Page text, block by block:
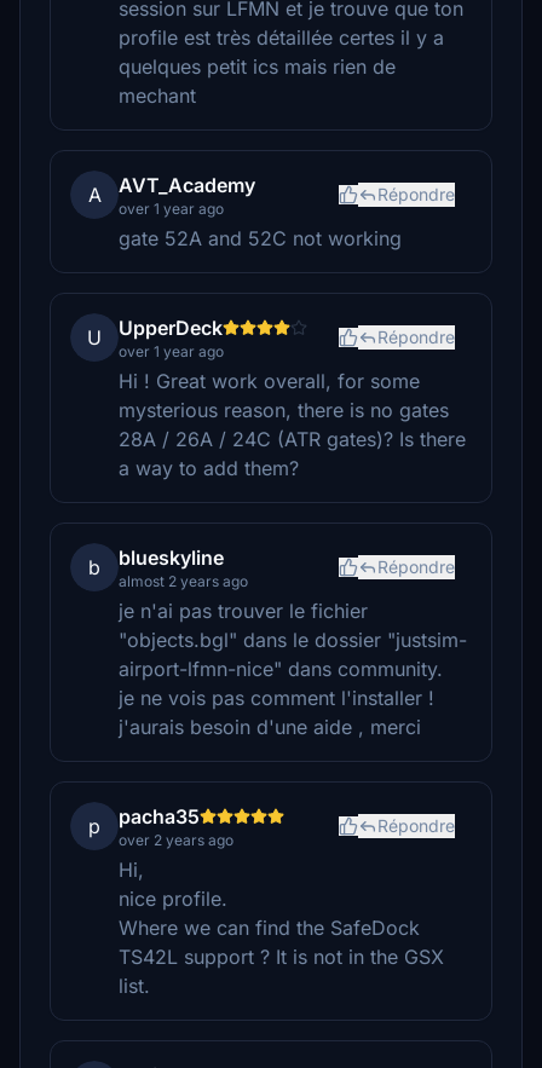
session sur LFMN et je trouve que ton
profile est très détaillée certes il y a
quelques petit ics mais rien de
mechant
A AVT_Academy
over 1 year ago
Répondre
gate 52A and 52C not working
U UpperDeck
over 1 year ago
Répondre
Hi ! Great work overall, for some
mysterious reason, there is no gates
28A / 26A / 24C (ATR gates)? Is there
a way to add them?
b blueskyline
almost 2 years ago
Répondre
je n'ai pas trouver le fichier
"objects.bgl" dans le dossier "justsim-
airport-lfmn-nice" dans community.
je ne vois pas comment l'installer !
j'aurais besoin d'une aide , merci
p pacha35
over 2 years ago
Répondre
Hi,
nice profile.
Where we can find the SafeDock
TS42L support ? It is not in the GSX
list.